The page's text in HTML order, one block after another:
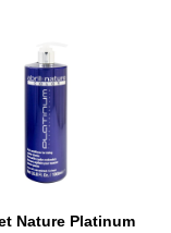
34
Nature Platinum